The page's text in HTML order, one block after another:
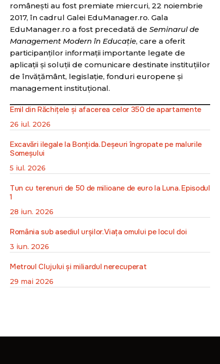
românești au fost premiate miercuri, 22 noiembrie
2017, în cadrul Galei EduManager.ro. Gala
EduManager.ro a fost precedată de Seminarul de
Management Modern în Educație, care a oferit
participanților informații importante legate de
aplicații și soluții de comunicare destinate instituțiilor
de învățământ, legislație, fonduri europene și
management instituțional.
Emil din Răchițele și afacerea celor 350 de apartamente
26 iul. 2026
Excavări ilegale la Bonțida. Deșeuri îngropate pe malurile
Someșului
5 iul. 2026
Tun cu terenuri de 50 de milioane de euro la Luna. Episodul
1
28 iun. 2026
România sub asediul urșilor. Viața omului pe locul doi
3 iun. 2026
Metroul Clujului și miliardul nerecuperat
29 mai 2026